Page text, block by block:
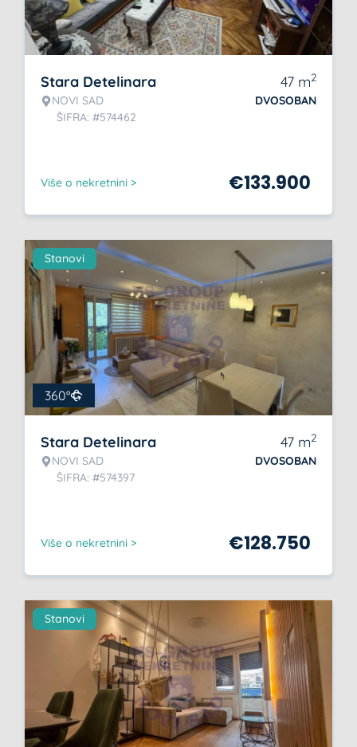
Stara Detelinara
NOVI SAD
ŠIFRA: #574462
47 m2
DVOSOBAN
Više o nekretnini > €133.900
Stanovi
360°
Stara Detelinara
NOVI SAD
ŠIFRA: #574397
47 m2
DVOSOBAN
Više o nekretnini > €128.750
Stanovi